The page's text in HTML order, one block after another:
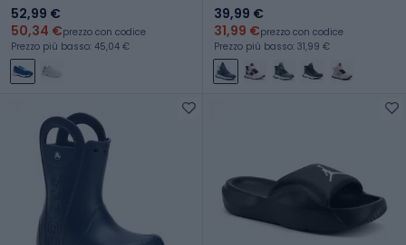
52,99 €
50,34 €prezzo con codice
Prezzo più basso: 45,04 €
39,99 €
31,99 €prezzo con codice
Prezzo più basso: 31,99 €